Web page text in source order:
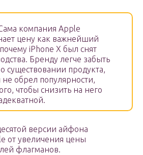
компания Apple
цену как важнейший
iPhone X был снят
Бренду легче забыть
существовании продукта,
обрел популярности,
чтобы снизить на него
версии айфона
от увеличения цены
флагманов.